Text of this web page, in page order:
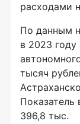
расходами
По данным
в 2023
тысяч
396,8 тыс.